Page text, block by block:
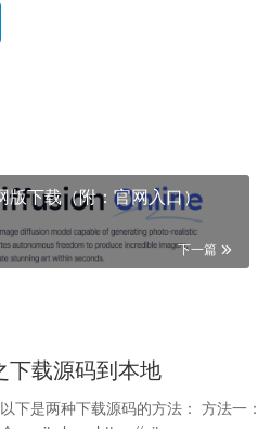
版下载（附：官网入口）
下一篇
下载源码到本地
下是两种下载源码的方法： 方法一：